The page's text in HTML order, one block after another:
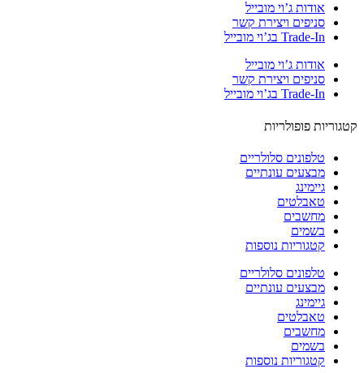
אודות ג’וי מובייל
סניפים ויצירת קשר
Trade-In בג’וי מובייל
אודות ג’וי מובייל
סניפים ויצירת קשר
Trade-In בג’וי מובייל
פופולריות
טלפונים סלולריים
מבצעים עונתיים
גיימינג
טאבלטים
מחשבים
בשמים
קטגוריות נוספות
טלפונים סלולריים
מבצעים עונתיים
גיימינג
טאבלטים
מחשבים
בשמים
קטגוריות נוספות